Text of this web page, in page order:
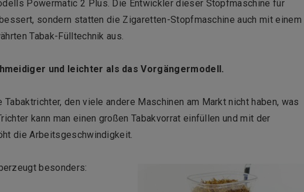
Powermatic 2 Plus. Die Entwickler dieser Stopfmaschine für
sondern statten die Zigaretten-Stopfmaschine auch mit einem
Tabak-Fülltechnik aus.
und leichter als das Vorgängermodell.
den viele andere Maschinen am Markt nicht haben, was
kann man einen großen Tabakvorrat einfüllen und mit der
die Arbeitsgeschwindigkeit.
besonders: